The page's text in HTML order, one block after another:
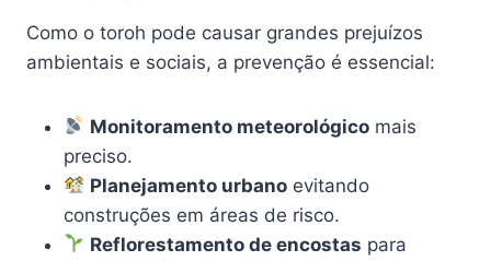
Como o toroh pode causar grandes prejuízos
ambientais e sociais, a prevenção é essencial:
Monitoramento meteorológico mais
preciso.
Planejamento urbano evitando
construções em áreas de risco.
Reflorestamento de encostas para